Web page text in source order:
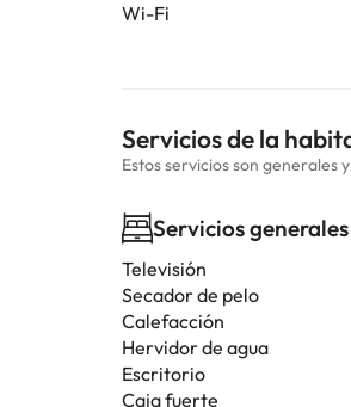
Wi-Fi
Servicios de la
Estos servicios son generales
Servicios
Televisión
Secador de pelo
Calefacción
Hervidor de agua
Escritorio
Caja fuerte